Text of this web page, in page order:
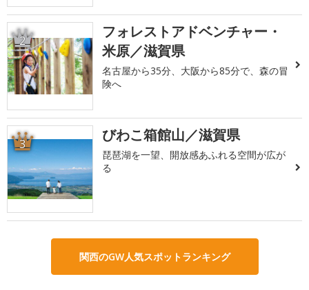
2
フォレストアドベンチャー・
米原／滋賀県
名古屋から35分、大阪から85分で、森の冒
険へ
3 びわこ箱館山／滋賀県
琵琶湖を一望、開放感あふれる空間が広が
る
関西のGW人気スポットランキング